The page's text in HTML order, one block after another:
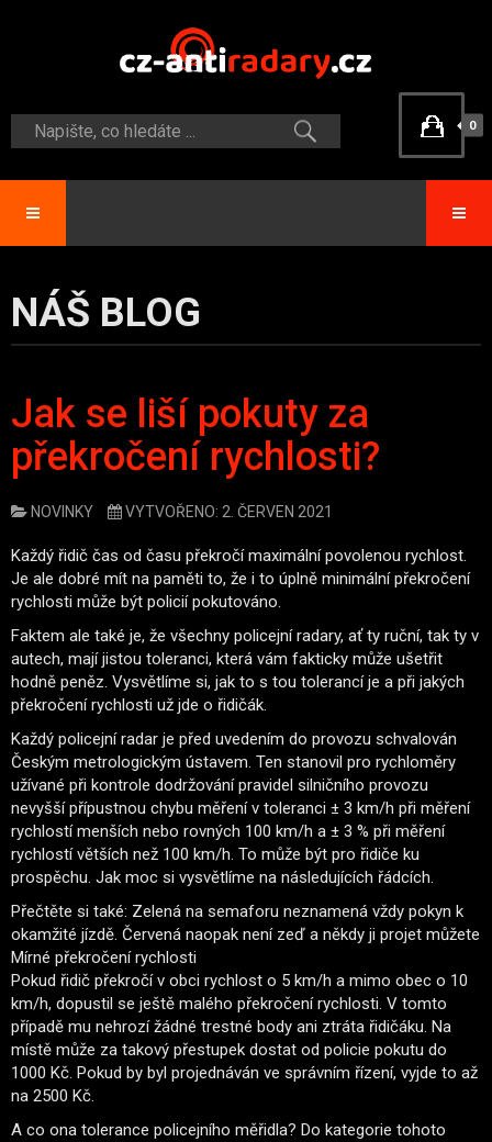
0
NÁŠ BLOG
Jak se liší pokuty za
překročení rychlosti?
NOVINKY VYTVOŘENO: 2. ČERVEN 2021
Každý řidič čas od času překročí maximální povolenou rychlost.
Je ale dobré mít na paměti to, že i to úplně minimální překročení
rychlosti může být policií pokutováno.
Faktem ale také je, že všechny policejní radary, ať ty ruční, tak ty v
autech, mají jistou toleranci, která vám fakticky může ušetřit
hodně peněz. Vysvětlíme si, jak to s tou tolerancí je a při jakých
překročení rychlosti už jde o řidičák.
Každý policejní radar je před uvedením do provozu schvalován
Českým metrologickým ústavem. Ten stanovil pro rychloměry
užívané při kontrole dodržování pravidel silničního provozu
nevyšší přípustnou chybu měření v toleranci ± 3 km/h při měření
rychlostí menších nebo rovných 100 km/h a ± 3 % při měření
rychlostí větších než 100 km/h. To může být pro řidiče ku
prospěchu. Jak moc si vysvětlíme na následujících řádcích.
Přečtěte si také: Zelená na semaforu neznamená vždy pokyn k
okamžité jízdě. Červená naopak není zeď a někdy ji projet můžete
Mírné překročení rychlosti
Pokud řidič překročí v obci rychlost o 5 km/h a mimo obec o 10
km/h, dopustil se ještě malého překročení rychlosti. V tomto
případě mu nehrozí žádné trestné body ani ztráta řidičáku. Na
místě může za takový přestupek dostat od policie pokutu do
1000 Kč. Pokud by byl projednáván ve správním řízení, vyjde to až
na 2500 Kč.
A co ona tolerance policejního měřidla? Do kategorie tohoto